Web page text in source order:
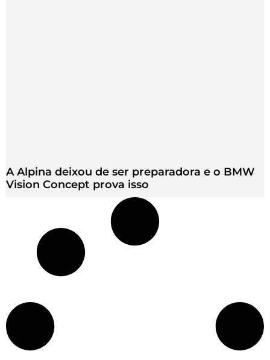
A Alpina deixou de ser preparadora e o BMW
Vision Concept prova isso